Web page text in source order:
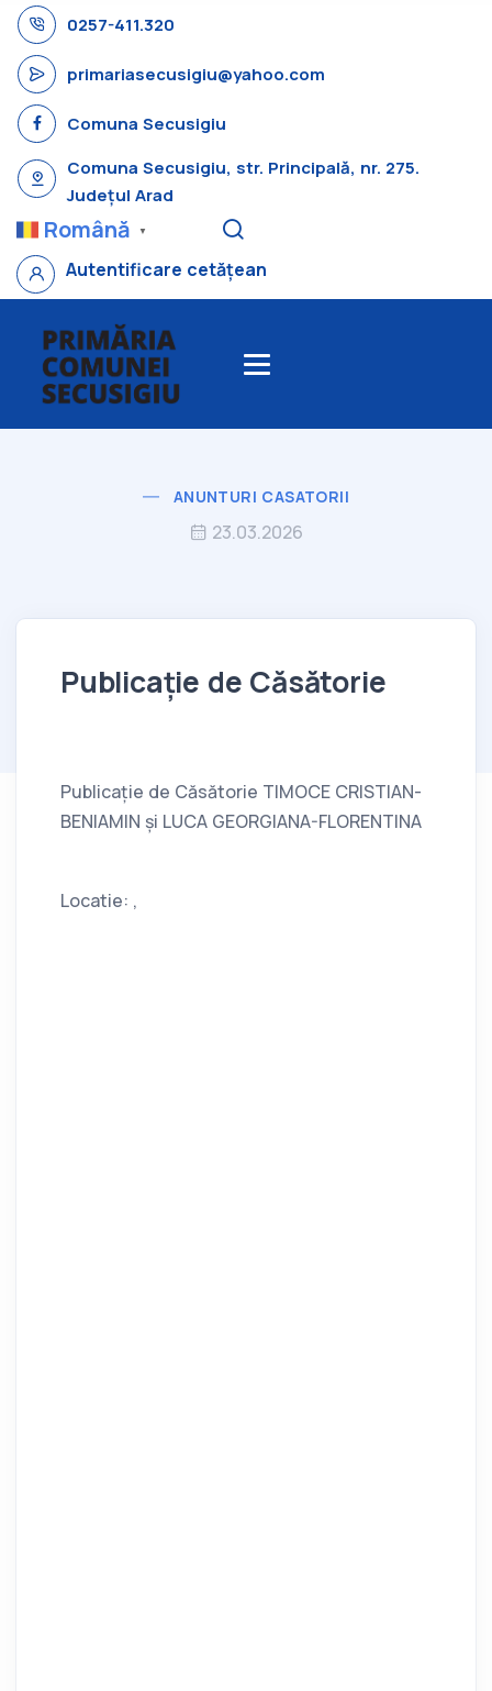
0257-411.320
primariasecusigiu@yahoo.com
Comuna Secusigiu
Comuna Secusigiu, str. Principală, nr. 275.
Județul Arad
Română ▼
Autentificare cetățean
ANUNTURI CASATORII
23.03.2026
Publicație de Căsătorie
Publicație de Căsătorie TIMOCE CRISTIAN-
BENIAMIN și LUCA GEORGIANA-FLORENTINA
Locatie: ,